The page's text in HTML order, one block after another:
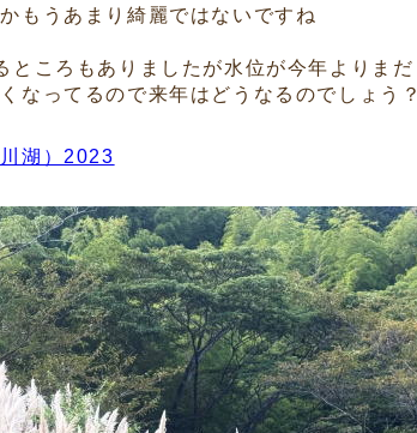
もうあまり綺麗ではないですね
ところもありましたが水位が今年よりまだ
なってるので来年はどうなるのでしょう？
湖）2023